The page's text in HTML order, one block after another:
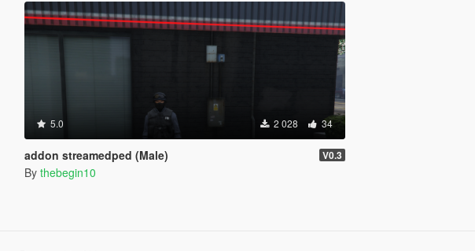
5.0 2 028 34
addon streamedped (Male) V0.3
By thebegin10